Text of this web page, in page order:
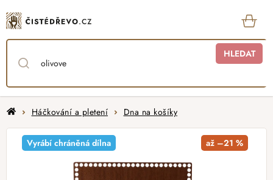
na
obsah
HLEDAT
DomůHáčkování a pletení Dna na košíky
Vyrábí chráněná dílna až –21 %